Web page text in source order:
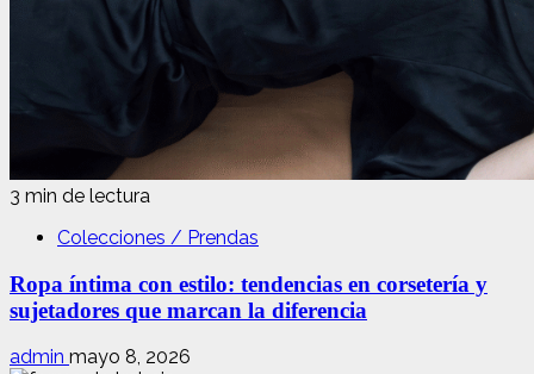
3 min de lectura
Colecciones / Prendas
Ropa íntima con estilo: tendencias en corsetería y
sujetadores que marcan la diferencia
admin mayo 8, 2026